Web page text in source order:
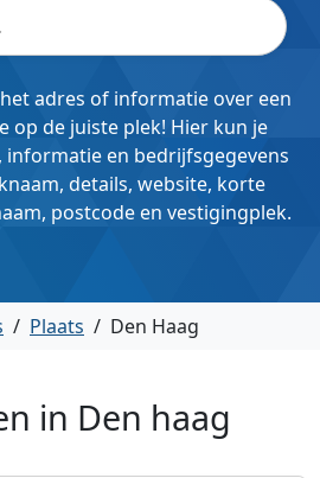
adres of informatie over een
op de juiste plek! Hier kun je
informatie en bedrijfsgegevens
details, website, korte
postcode en vestigingplek.
/ Plaats / Den Haag
in Den haag